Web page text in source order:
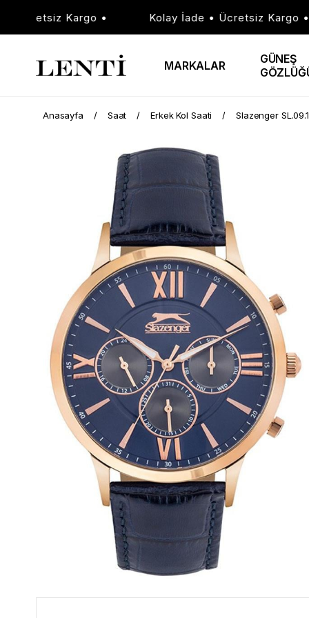
Kargo • Kolay İade • Ücretsiz Kargo •
MARKALAR
GÜNEŞ
Anasayfa Saat Erkek Kol Saati Slazenger